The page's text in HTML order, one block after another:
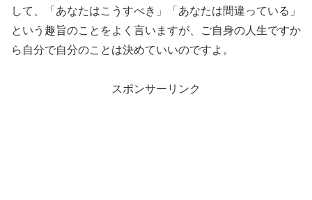
して、「あなたはこうすべき」「あなたは間違っている」
という趣旨のことをよく言いますが、ご自身の人生ですか
ら自分で自分のことは決めていいのですよ。
スポンサーリンク